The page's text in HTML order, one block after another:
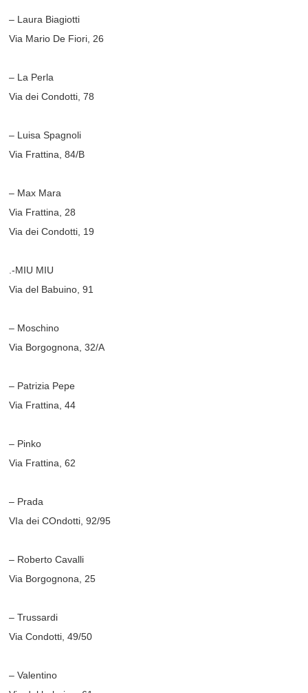
– Laura Biagiotti
Via Mario De Fiori, 26
– La Perla
Via dei Condotti, 78
– Luisa Spagnoli
Via Frattina, 84/B
– Max Mara
Via Frattina, 28
Via dei Condotti, 19
.-MIU MIU
Via del Babuino, 91
– Moschino
Via Borgognona, 32/A
– Patrizia Pepe
Via Frattina, 44
– Pinko
Via Frattina, 62
– Prada
VIa dei COndotti, 92/95
– Roberto Cavalli
Via Borgognona, 25
– Trussardi
Via Condotti, 49/50
– Valentino